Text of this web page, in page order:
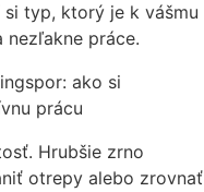
typ, ktorý je k vášmu
nezľakne práce.
Hrubšie zrno
otrepy alebo zrovnať